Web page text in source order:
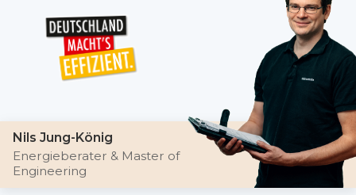
Nils Jung-König
Energieberater & Master of
Engineering